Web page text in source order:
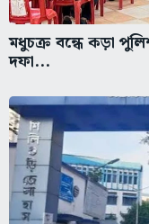
মধুচক্র বন্ধে কড়া
দফা...